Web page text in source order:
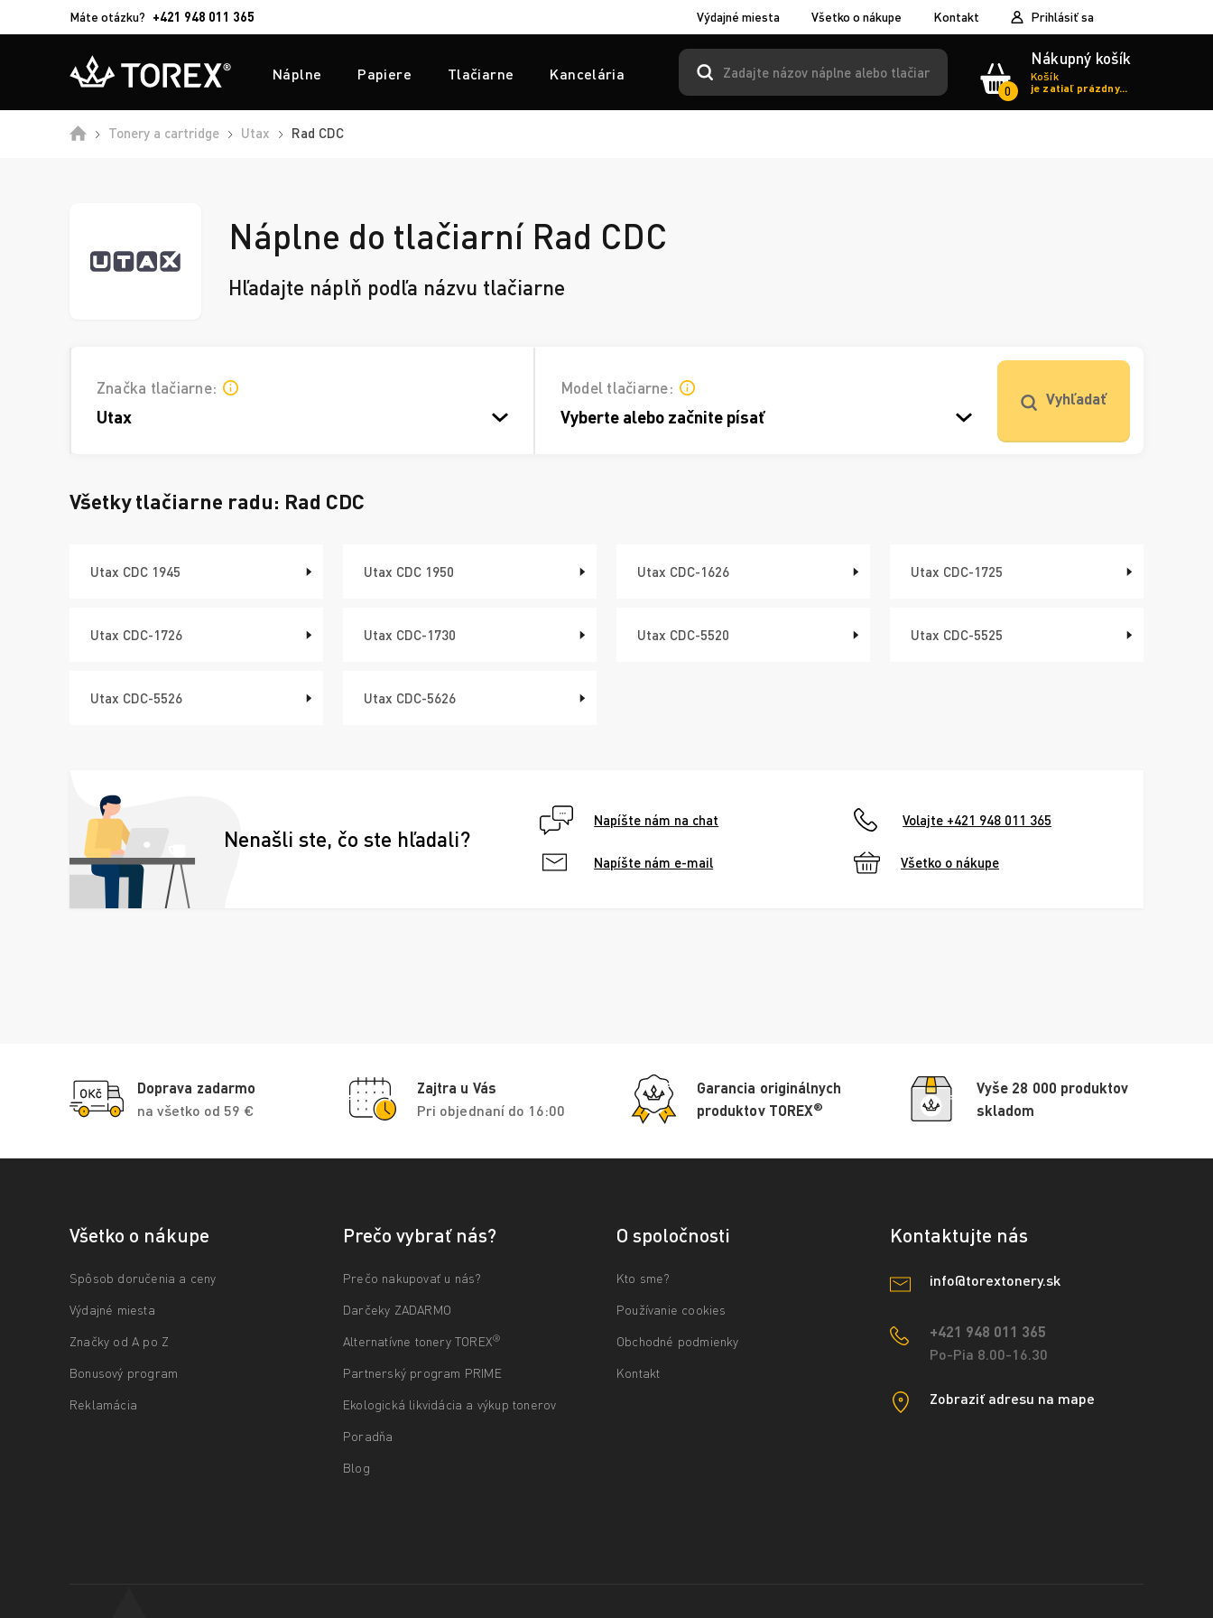
Máte otázku? +421 948 011 365 Výdajné miesta Všetko o nákupe Kontakt Prihlásiť sa
Náplne Papiere Tlačiarne Kancelária
0
Nákupný košík
Košík
je zatiaľ prázdny...
DomůTonery a cartridge Utax Rad CDC
Náplne do tlačiarní Rad CDC
Hľadajte náplň podľa názvu tlačiarne
Značka tlačiarne:
Utax
Model tlačiarne:
Vyberte alebo začnite písať
Vyhľadať
Všetky tlačiarne radu: Rad CDC
Utax CDC 1945 Utax CDC 1950 Utax CDC-1626 Utax CDC-1725
Utax CDC-1726 Utax CDC-1730 Utax CDC-5520 Utax CDC-5525
Utax CDC-5526 Utax CDC-5626
Nenašli ste, čo ste hľadali?
Napíšte nám na chat Volajte +421 948 011 365
Napíšte nám e-mail Všetko o nákupe
Doprava zadarmo
na všetko od 59 €
Zajtra u Vás
Pri objednaní do 16:00
Garancia originálnych
produktov TOREX®
Vyše 28 000 produktov
skladom
Všetko o nákupe
Spôsob doručenia a ceny
Výdajné miesta
Značky od A po Z
Bonusový program
Reklamácia
Prečo vybrať nás?
Prečo nakupovať u nás?
Darčeky ZADARMO
Alternatívne tonery TOREX®
Partnerský program PRIME
Ekologická likvidácia a výkup tonerov
Poradňa
Blog
O spoločnosti
Kto sme?
Používanie cookies
Obchodné podmienky
Kontakt
Kontaktujte nás
info@torextonery.sk
+421 948 011 365
Po-Pia 8.00-16.30
Zobraziť adresu na mape